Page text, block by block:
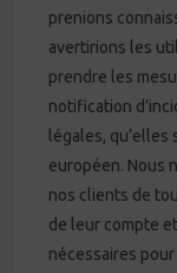
prenions
avertirions les
prendre les
notification
légales,
européen. Nous
nos clients de
de leur compte
nécessaires